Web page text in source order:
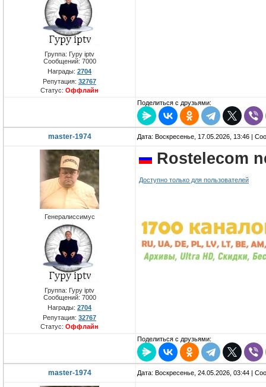
Группа: Гуру iptv
Сообщений: 7000
Награды: 2704
Репутация: 32767
Статус: Оффлайн
Поделиться с друзьями:
master-1974 Дата: Воскресенье, 17.05.2026, 13:46 |
Генералиссимус
Группа: Гуру iptv
Сообщений: 7000
Награды: 2704
Репутация: 32767
Статус: Оффлайн
Rostelecom
Доступно только для пользователей
Поделиться с друзьями:
master-1974 Дата: Воскресенье, 24.05.2026, 03:44 |